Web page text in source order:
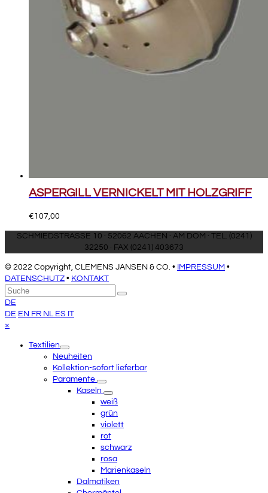
ASPERGILL VERNICKELT MIT HOLZGRIFF
€107,00
SCHMIEDSTRASSE 10 · 52062 AACHEN · AM DOM · TEL. (0241)
32250 · FAX (0241) 403673
© 2022 Copyright, CLEMENS JANSEN & CO. • IMPRESSUM •
DATENSCHUTZ • KONTAKT
An
den
Anfang
scrollen
Suche
Senden
DE
DE EN FR NL ES IT
×
menuTextilien
Neuheiten
Kollektion-sofort lieferbar
Paramente
Kaseln
weiß
grün
violett
rot
schwarz
rosa
Marienkaseln
Dalmatiken